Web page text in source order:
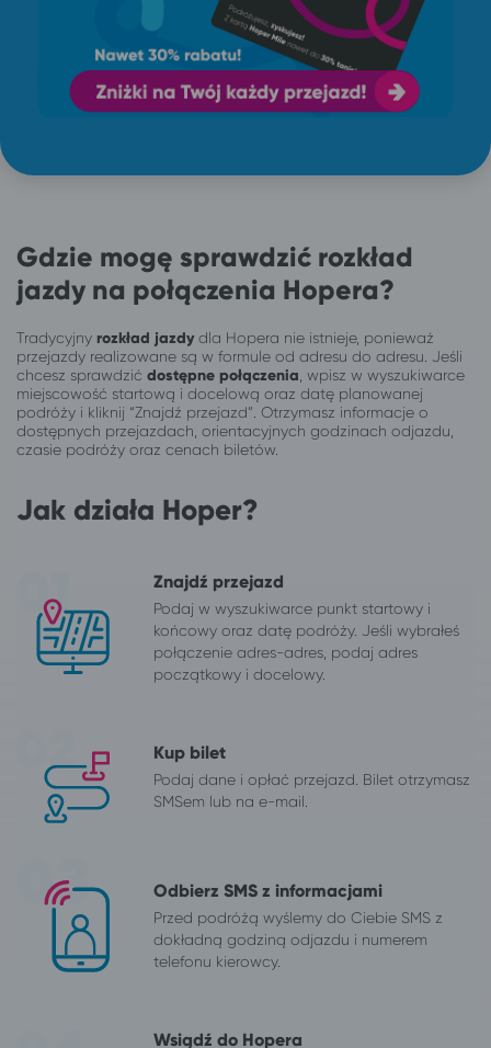
Gdzie mogę sprawdzić rozkład
jazdy na połączenia Hopera?
Tradycyjny rozkład jazdydla Hopera nie istnieje, ponieważ
przejazdy realizowane są w formule od adresu do adresu. Jeśli
chcesz sprawdzić dostępne połączenia , wpisz w wyszukiwarce
miejscowość startową i docelową oraz datę planowanej
podróży i kliknij “Znajdź przejazd”. Otrzymasz informacje o
dostępnych przejazdach, orientacyjnych godzinach odjazdu,
czasie podróży oraz cenach biletów.
Jak działa Hoper?
Znajdź przejazd
Podaj w wyszukiwarce punkt startowy i
końcowy oraz datę podróży. Jeśli wybrałeś
połączenie adres-adres, podaj adres
początkowy i docelowy.
Kup bilet
Podaj dane i opłać przejazd. Bilet otrzymasz
SMSem lub na e-mail.
Odbierz SMS z informacjami
Przed podróżą wyślemy do Ciebie SMS z
dokładną godziną odjazdu i numerem
telefonu kierowcy.
Wsiądź do Hopera